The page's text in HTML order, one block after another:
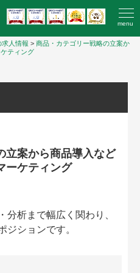
menu
求人情報 > 商品・カテゴリー戦略の立案か
ティング
立案から商品導入など
ーケティング
分析まで幅広く関わり、
ジションです。